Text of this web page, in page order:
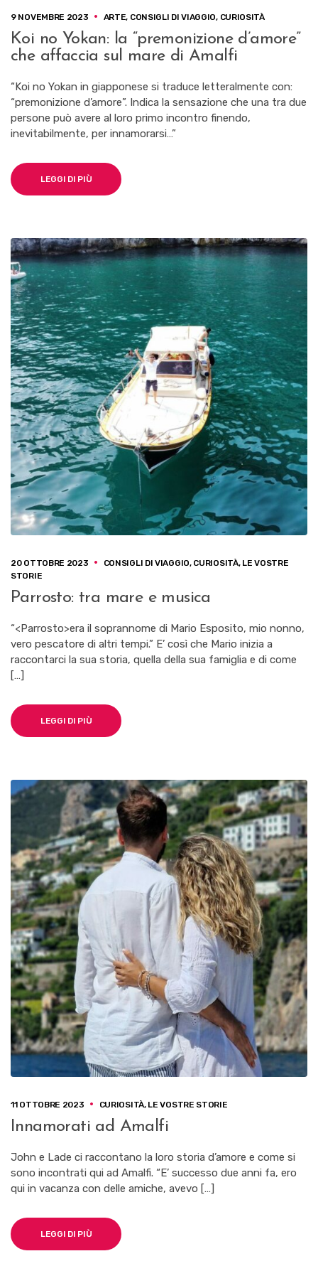
9 NOVEMBRE 2023 ARTE, CONSIGLI DI VIAGGIO, CURIOSITÀ
Koi no Yokan: la “premonizione d’amore”
che affaccia sul mare di Amalfi
“Koi no Yokan in giapponese si traduce letteralmente con:
“premonizione d’amore”. Indica la sensazione che una tra due
persone può avere al loro primo incontro finendo,
inevitabilmente, per innamorarsi…”
LEGGI DI PIÙ
20 OTTOBRE 2023 CONSIGLI DI VIAGGIO, CURIOSITÀ, LE VOSTRE
STORIE
Parrosto: tra mare e musica
“<Parrosto>era il soprannome di Mario Esposito, mio nonno,
vero pescatore di altri tempi.” E’ così che Mario inizia a
raccontarci la sua storia, quella della sua famiglia e di come
[…]
LEGGI DI PIÙ
11 OTTOBRE 2023 CURIOSITÀ, LE VOSTRE STORIE
Innamorati ad Amalfi
John e Lade ci raccontano la loro storia d’amore e come si
sono incontrati qui ad Amalfi. “E’ successo due anni fa, ero
qui in vacanza con delle amiche, avevo […]
LEGGI DI PIÙ